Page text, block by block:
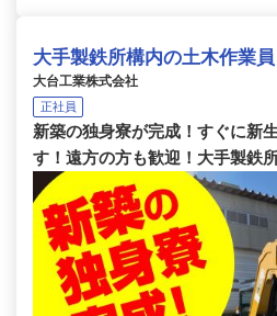
大手製鉄所構内の土木作業員
大台工業株式会社
正社員
新築の独身寮が完成！すぐに新
す！遠方の方も歓迎！大手製鉄